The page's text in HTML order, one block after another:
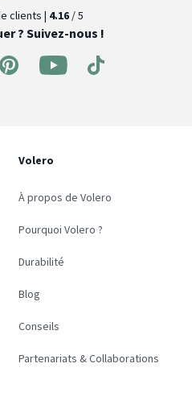
clients | 4.16/ 5
? Suivez-nous !
Volero
À propos de Volero
Pourquoi Volero ?
Durabilité
Blog
Conseils
Partenariats & Collaborations